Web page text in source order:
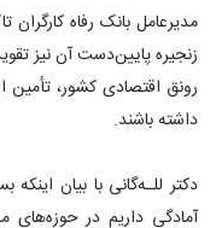
مدیرعامل بانک رفاه
زنجیره پایین‌دست آن نیز
رونق اقتصادی کشور،
داشته باشند.
دکتر للـه‌گانی با بیان
آمادگی داریم در حوزه‌های